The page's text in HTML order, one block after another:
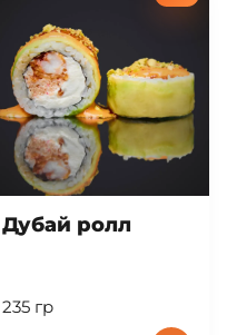
Дубай ролл
235 гр